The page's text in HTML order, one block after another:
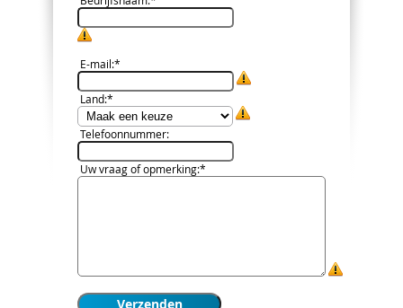
E-mail:*
Land:*
Telefoonnummer:
Uw vraag of opmerking:*